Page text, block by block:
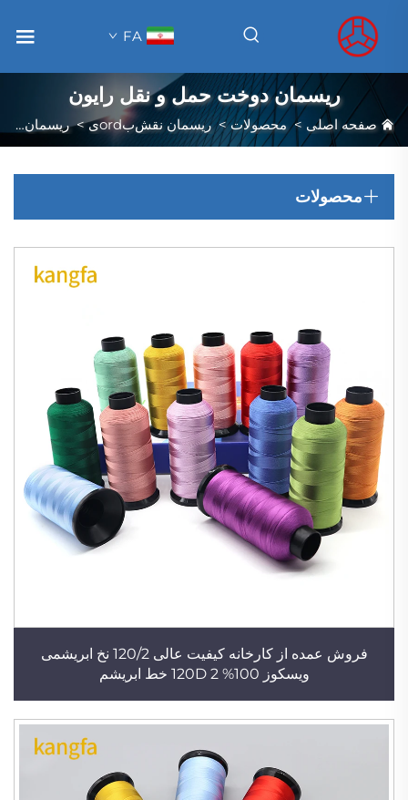
FA
ریسمان دوخت حمل و نقل رایون
صفحه اصلی >محصولات>ریسمان نقش‌بordی >ریسمان دوخت حمل و نقل رایون
محصولات
فروش عمده از کارخانه کیفیت عالی 120/2 نخ ابریشمی
ویسکوز 100% 120D 2 خط ابریشم